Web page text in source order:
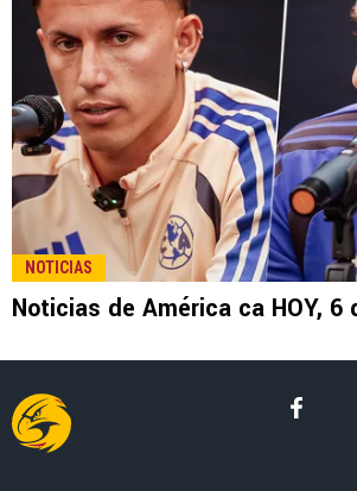
LEE TAMBIÉN